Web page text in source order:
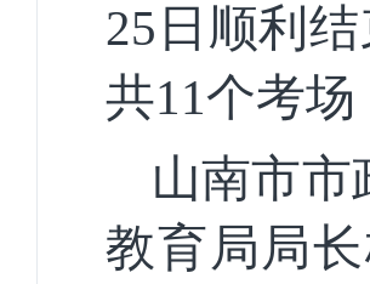
25日顺利
共11个考场
山南市市
教育局局